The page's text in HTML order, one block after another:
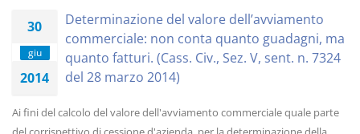
30
giu
2014
Determinazione del valore dell’avviamento
commerciale: non conta quanto guadagni, ma
quanto fatturi. (Cass. Civ., Sez. V, sent. n. 7324
del 28 marzo 2014)
Ai fini del calcolo del valore dell'avviamento commerciale quale parte